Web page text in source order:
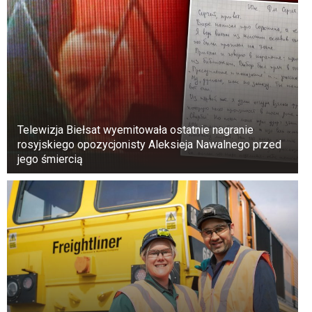
wydrążonego pnia na wysokość prawie
dziewięciu metrów i utknął w pułapce, nie
mogąc się wydostać. Zginął tam, a dzięki
warunkom panującym wewnątrz drzewa jego
ciało zostało zachowane.
Telewizja Biełsat wyemitowała ostatnie nagranie
rosyjskiego opozycjonisty Aleksieja Nawalnego przed
jego śmiercią